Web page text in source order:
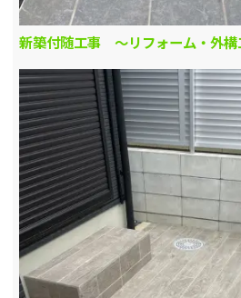
新築付随工事 ～リフォーム・外構